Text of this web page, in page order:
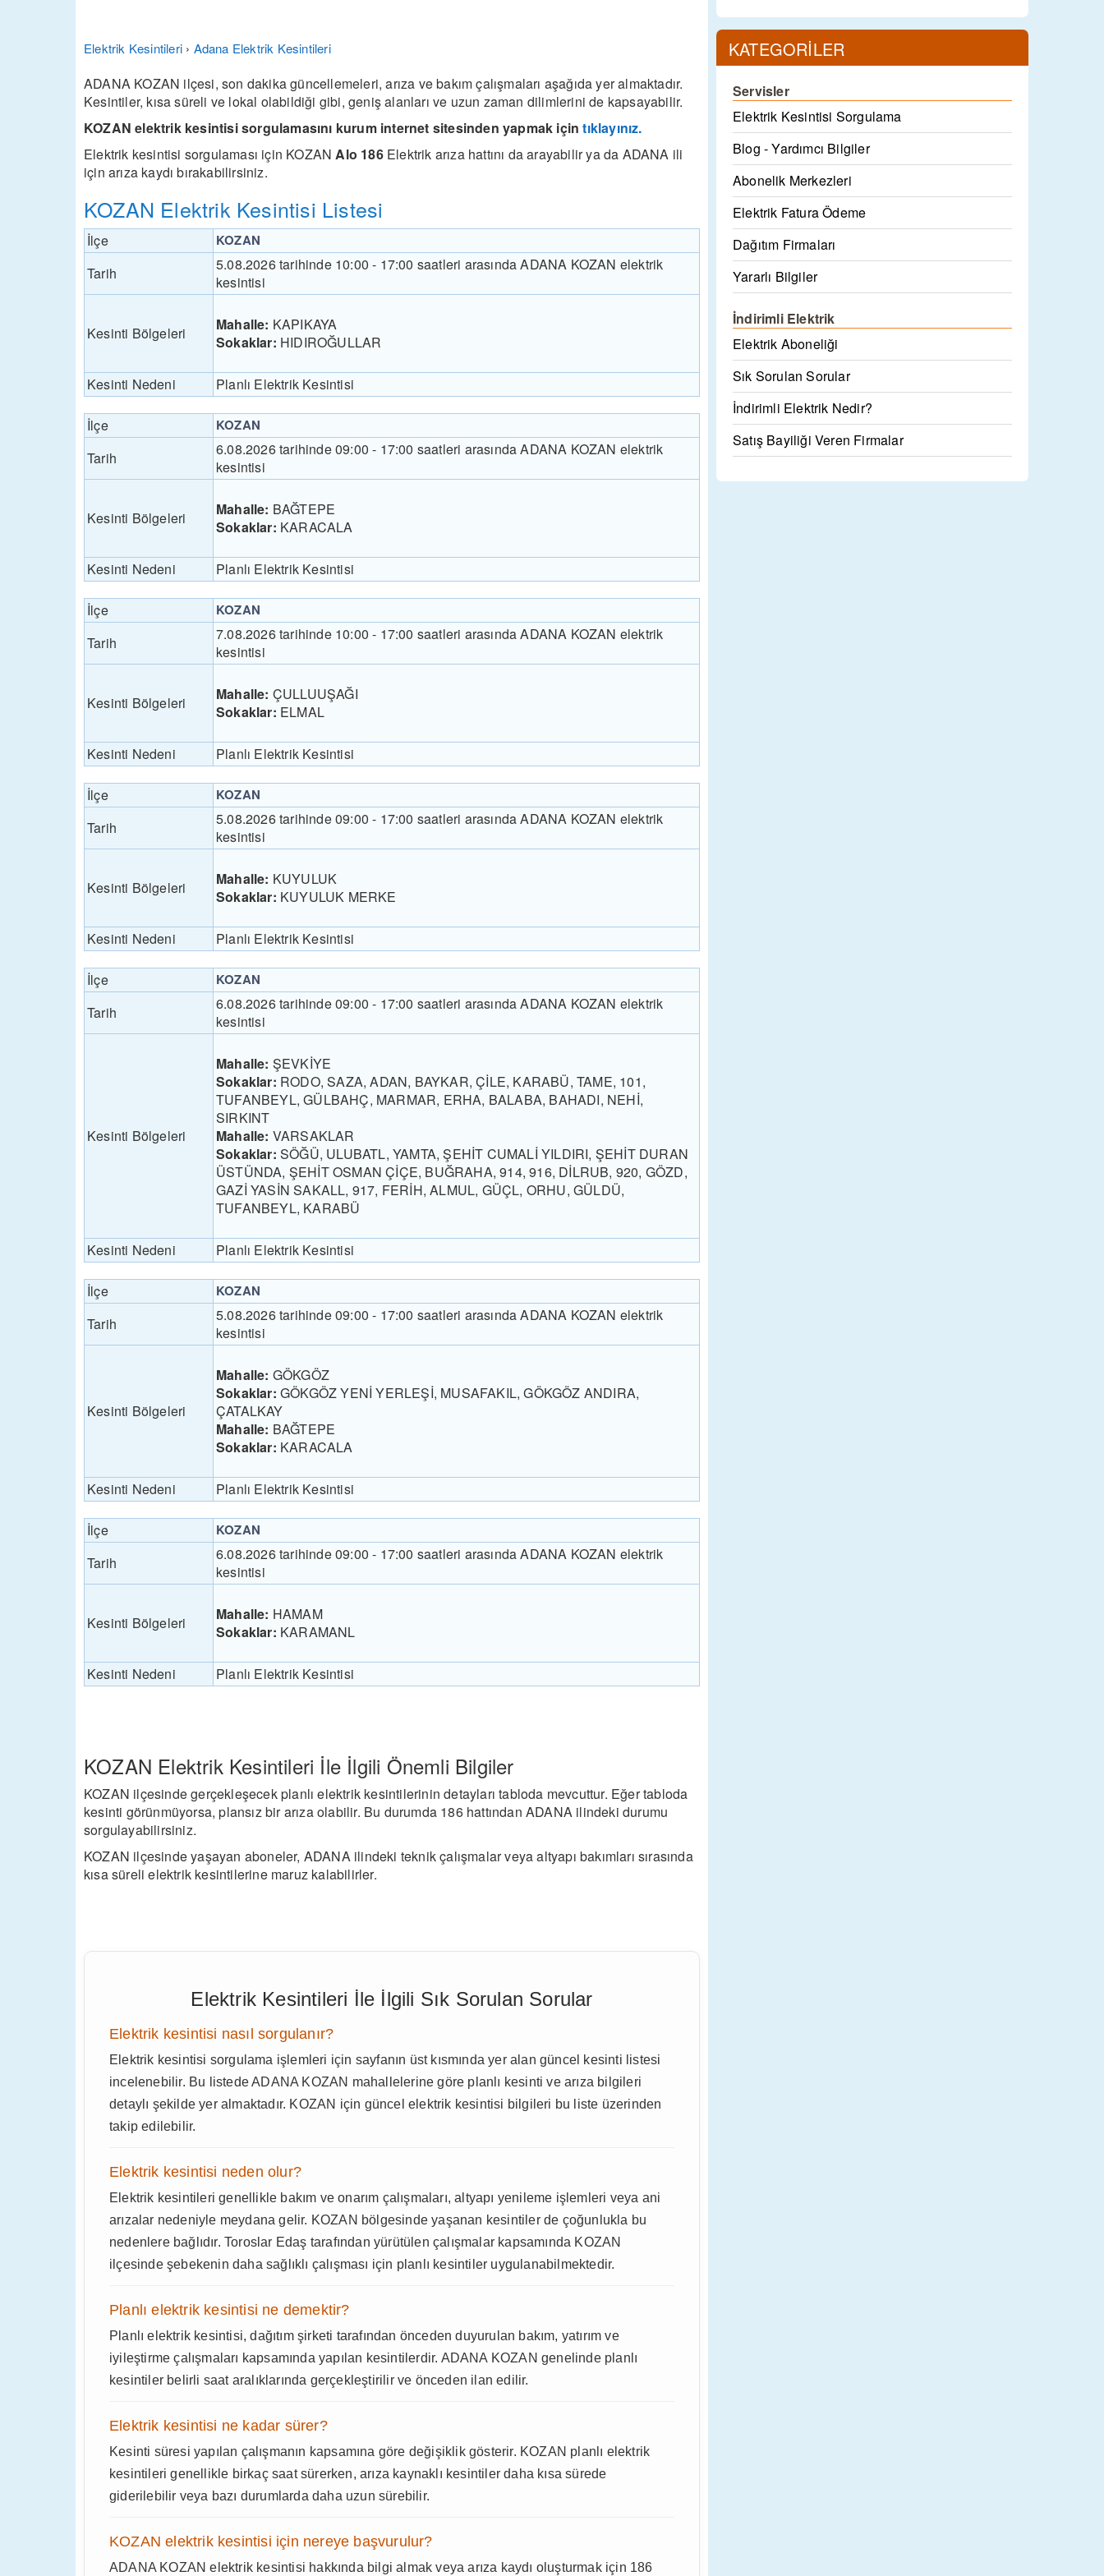
Elektrik Kesintileri › Adana Elektrik Kesintileri
ADANA KOZAN ilçesi, son dakika güncellemeleri, arıza ve bakım çalışmaları aşağıda yer almaktadır.
Kesintiler, kısa süreli ve lokal olabildiği gibi, geniş alanları ve uzun zaman dilimlerini de kapsayabilir.
KOZAN elektrik kesintisi sorgulamasını kurum internet sitesinden yapmak içintıklayınız.
Elektrik kesintisi sorgulaması için KOZAN Alo 186Elektrik arıza hattını da arayabilir ya da ADANA ili
için arıza kaydı bırakabilirsiniz.
KOZAN Elektrik Kesintisi Listesi
İlçe KOZAN
Tarih
5.08.2026 tarihinde 10:00 - 17:00 saatleri arasında ADANA KOZAN elektrik
kesintisi
Kesinti Bölgeleri Mahalle: KAPIKAYA
Sokaklar: HIDIROĞULLAR
Kesinti Nedeni Planlı Elektrik Kesintisi
İlçe KOZAN
Tarih
6.08.2026 tarihinde 09:00 - 17:00 saatleri arasında ADANA KOZAN elektrik
kesintisi
Kesinti Bölgeleri Mahalle: BAĞTEPE
Sokaklar: KARACALA
Kesinti Nedeni Planlı Elektrik Kesintisi
İlçe KOZAN
Tarih
7.08.2026 tarihinde 10:00 - 17:00 saatleri arasında ADANA KOZAN elektrik
kesintisi
Kesinti Bölgeleri Mahalle: ÇULLUUŞAĞI
Sokaklar: ELMAL
Kesinti Nedeni Planlı Elektrik Kesintisi
İlçe KOZAN
Tarih
5.08.2026 tarihinde 09:00 - 17:00 saatleri arasında ADANA KOZAN elektrik
kesintisi
Kesinti Bölgeleri Mahalle: KUYULUK
Sokaklar: KUYULUK MERKE
Kesinti Nedeni Planlı Elektrik Kesintisi
İlçe KOZAN
Tarih
6.08.2026 tarihinde 09:00 - 17:00 saatleri arasında ADANA KOZAN elektrik
kesintisi
Kesinti Bölgeleri
Mahalle: ŞEVKİYE
Sokaklar: RODO, SAZA, ADAN, BAYKAR, ÇİLE, KARABÜ, TAME, 101,
TUFANBEYL, GÜLBAHÇ, MARMAR, ERHA, BALABA, BAHADI, NEHİ,
SIRKINT
Mahalle: VARSAKLAR
Sokaklar: SÖĞÜ, ULUBATL, YAMTA, ŞEHİT CUMALİ YILDIRI, ŞEHİT DURAN
ÜSTÜNDA, ŞEHİT OSMAN ÇİÇE, BUĞRAHA, 914, 916, DİLRUB, 920, GÖZD,
GAZİ YASİN SAKALL, 917, FERİH, ALMUL, GÜÇL, ORHU, GÜLDÜ,
TUFANBEYL, KARABÜ
Kesinti Nedeni Planlı Elektrik Kesintisi
İlçe KOZAN
Tarih
5.08.2026 tarihinde 09:00 - 17:00 saatleri arasında ADANA KOZAN elektrik
kesintisi
Kesinti Bölgeleri
Mahalle: GÖKGÖZ
Sokaklar: GÖKGÖZ YENİ YERLEŞİ, MUSAFAKIL, GÖKGÖZ ANDIRA,
ÇATALKAY
Mahalle: BAĞTEPE
Sokaklar: KARACALA
Kesinti Nedeni Planlı Elektrik Kesintisi
İlçe KOZAN
Tarih
6.08.2026 tarihinde 09:00 - 17:00 saatleri arasında ADANA KOZAN elektrik
kesintisi
Kesinti Bölgeleri Mahalle: HAMAM
Sokaklar: KARAMANL
Kesinti Nedeni Planlı Elektrik Kesintisi
KOZAN Elektrik Kesintileri İle İlgili Önemli Bilgiler
KOZAN ilçesinde gerçekleşecek planlı elektrik kesintilerinin detayları tabloda mevcuttur. Eğer tabloda
kesinti görünmüyorsa, plansız bir arıza olabilir. Bu durumda 186 hattından ADANA ilindeki durumu
sorgulayabilirsiniz.
KOZAN ilçesinde yaşayan aboneler, ADANA ilindeki teknik çalışmalar veya altyapı bakımları sırasında
kısa süreli elektrik kesintilerine maruz kalabilirler.
Elektrik Kesintileri İle İlgili Sık Sorulan Sorular
Elektrik kesintisi nasıl sorgulanır?
Elektrik kesintisi sorgulama işlemleri için sayfanın üst kısmında yer alan güncel kesinti listesi
incelenebilir. Bu listede ADANA KOZAN mahallelerine göre planlı kesinti ve arıza bilgileri
detaylı şekilde yer almaktadır. KOZAN için güncel elektrik kesintisi bilgileri bu liste üzerinden
takip edilebilir.
Elektrik kesintisi neden olur?
Elektrik kesintileri genellikle bakım ve onarım çalışmaları, altyapı yenileme işlemleri veya ani
arızalar nedeniyle meydana gelir. KOZAN bölgesinde yaşanan kesintiler de çoğunlukla bu
nedenlere bağlıdır. Toroslar Edaş tarafından yürütülen çalışmalar kapsamında KOZAN
ilçesinde şebekenin daha sağlıklı çalışması için planlı kesintiler uygulanabilmektedir.
Planlı elektrik kesintisi ne demektir?
Planlı elektrik kesintisi, dağıtım şirketi tarafından önceden duyurulan bakım, yatırım ve
iyileştirme çalışmaları kapsamında yapılan kesintilerdir. ADANA KOZAN genelinde planlı
kesintiler belirli saat aralıklarında gerçekleştirilir ve önceden ilan edilir.
Elektrik kesintisi ne kadar sürer?
Kesinti süresi yapılan çalışmanın kapsamına göre değişiklik gösterir. KOZAN planlı elektrik
kesintileri genellikle birkaç saat sürerken, arıza kaynaklı kesintiler daha kısa sürede
giderilebilir veya bazı durumlarda daha uzun sürebilir.
KOZAN elektrik kesintisi için nereye başvurulur?
ADANA KOZAN elektrik kesintisi hakkında bilgi almak veya arıza kaydı oluşturmak için 186
KATEGORİLER
Servisler
Elektrik Kesintisi Sorgulama
Blog - Yardımcı Bilgiler
Abonelik Merkezleri
Elektrik Fatura Ödeme
Dağıtım Firmaları
Yararlı Bilgiler
İndirimli Elektrik
Elektrik Aboneliği
Sık Sorulan Sorular
İndirimli Elektrik Nedir?
Satış Bayiliği Veren Firmalar